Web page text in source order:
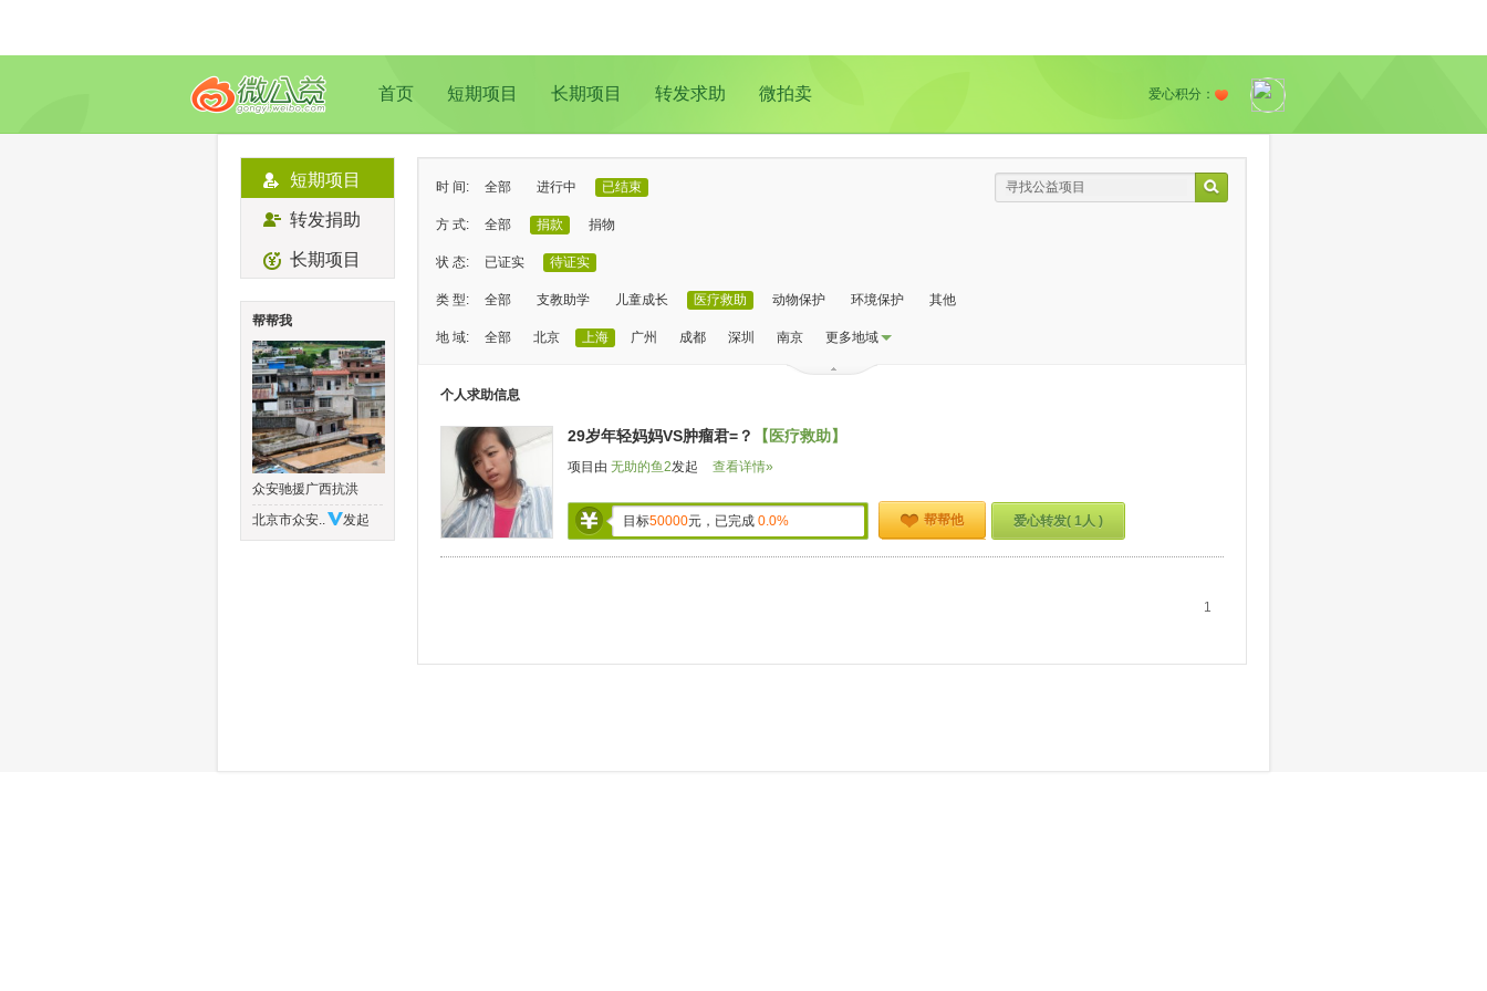
首页 短期项目 长期项目 转发求助 微拍卖 爱心积分：
短期项目
转发捐助
长期项目
帮帮我
众安驰援广西抗洪
北京市众安..
发起
时 间: 全部 进行中 已结束
方 式: 全部 捐款 捐物
状 态: 已证实 待证实
类 型: 全部 支教助学 儿童成长 医疗救助 动物保护 环境保护 其他
地 域: 全部 北京 上海 广州 成都 深圳 南京 更多地域
个人求助信息
29岁年轻妈妈VS肿瘤君=？ 【医疗救助】
项目由 无助的鱼2发起 查看详情»
目标50000元，已完成 0.0% 帮帮他 爱心转发( 1人 )
1